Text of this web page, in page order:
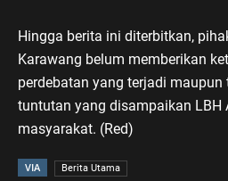
Hingga berita ini diterbitkan,
Karawang belum memberikan
perdebatan yang terjadi
tuntutan yang disampaikan LBH
masyarakat. (Red)
VIA Berita Utama